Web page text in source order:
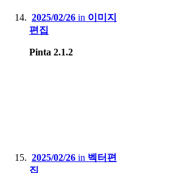
2025/02/26 in 이미지
편집
Pinta 2.1.2
2025/02/26 in 벡터편
집